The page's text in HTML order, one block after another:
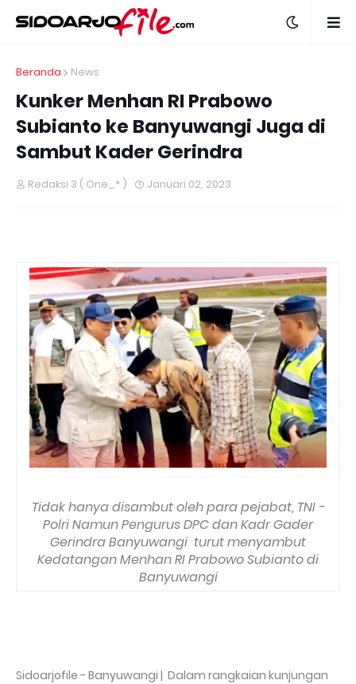
Beranda News
Kunker Menhan RI Prabowo
Subianto ke Banyuwangi Juga di
Sambut Kader Gerindra
Redaksi 3 ( One_* ) Januari 02, 2023
Tidak hanya disambut oleh para pejabat, TNI -
Polri Namun Pengurus DPC dan Kadr Gader
Gerindra Banyuwangi turut menyambut
Kedatangan Menhan RI Prabowo Subianto di
Banyuwangi
Sidoarjofile - Banyuwangi | Dalam rangkaian kunjungan